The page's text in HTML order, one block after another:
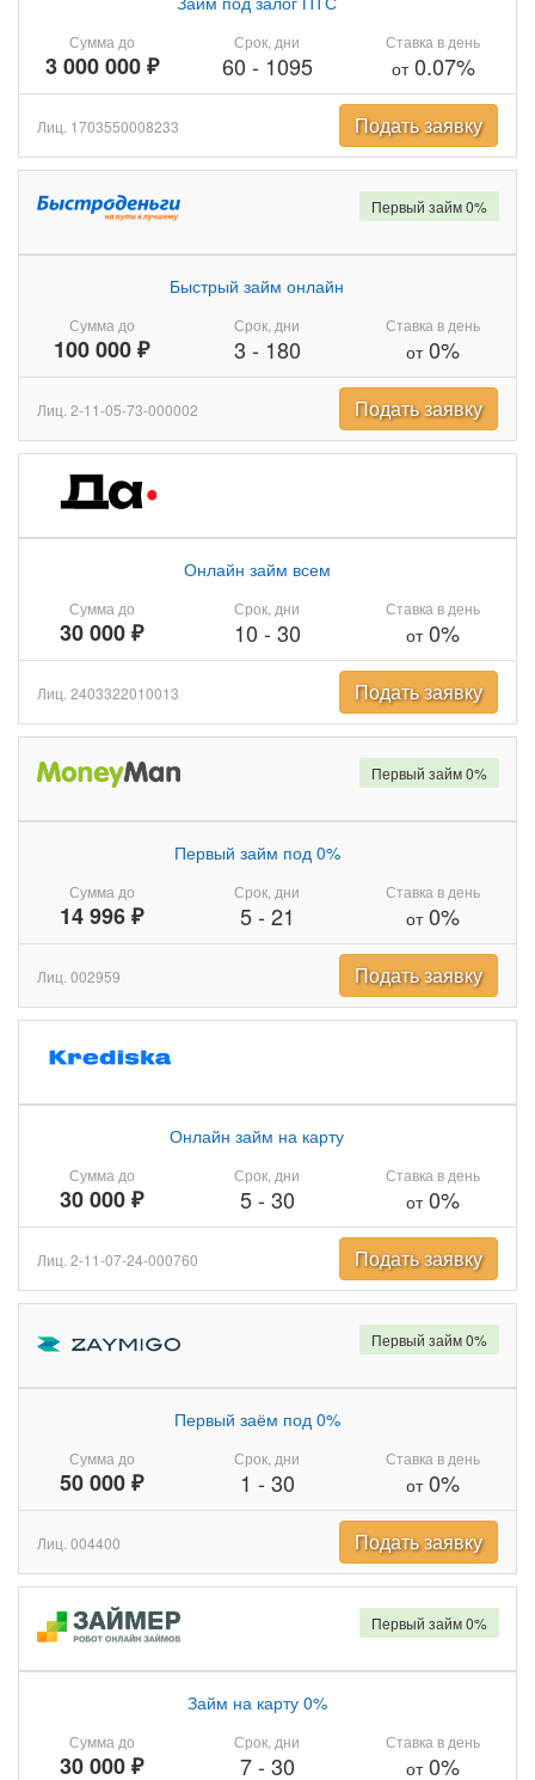
Сумма до
3 000 000 ₽
Срок, дни
60 - 1095
Ставка в день
от0.07%
Лиц. 1703550008233 Подать заявку
Сумма до
100 000 ₽
Быстрый займ онлайн
Срок, дни
3 - 180
Ставка в день
от0%
Первый займ 0%
Лиц. 2-11-05-73-000002 Подать заявку
Сумма до
30 000 ₽
Онлайн займ всем
Срок, дни
10 - 30
Ставка в день
от0%
Лиц. 2403322010013 Подать заявку
Сумма до
14 996 ₽
Первый займ под 0%
Срок, дни
5- 21
Ставка в день
от0%
Первый займ 0%
Лиц. 002959 Подать заявку
Сумма до
30 000 ₽
Онлайн займ на карту
Срок, дни
5- 30
Ставка в день
от0%
Лиц. 2-11-07-24-000760 Подать заявку
Сумма до
50 000 ₽
Первый заём под 0%
Срок, дни
1 - 30
Ставка в день
от0%
Первый займ 0%
Лиц. 004400 Подать заявку
Сумма до
30 000 ₽
Займ на карту 0%
Срок, дни
7- 30
Ставка в день
от0%
Первый займ 0%